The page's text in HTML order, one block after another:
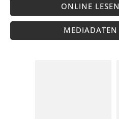
ONLINE LESEN
MEDIADATEN